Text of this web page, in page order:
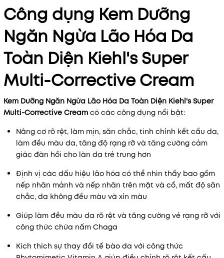
Công dụng Kem Dưỡng
Ngăn Ngừa Lão Hóa Da
Toàn Diện Kiehl's Super
Multi-Corrective Cream
Kem Dưỡng Ngăn Ngừa Lão Hóa Da Toàn Diện Kiehl's Super
Multi-Corrective Cream có các công dụng nổi bật:
Nâng cơ rõ rệt, làm mịn, săn chắc, tinh chỉnh kết cấu da,
làm đều màu da, tăng độ rạng rỡ và tăng cường cảm
giác đàn hồi cho làn da trẻ trung hơn
Định vị các dấu hiệu lão hóa có thể nhìn thấy bao gồm
nếp nhăn mảnh và nếp nhăn trên mặt và cổ, mất độ săn
chắc, da không đều màu và xỉn màu
Giúp làm đều màu da rõ rệt và tăng cường vẻ rạng rỡ với
công thức chứa nấm Chaga
Kích thích sự thay đổi tế bào da với công thức